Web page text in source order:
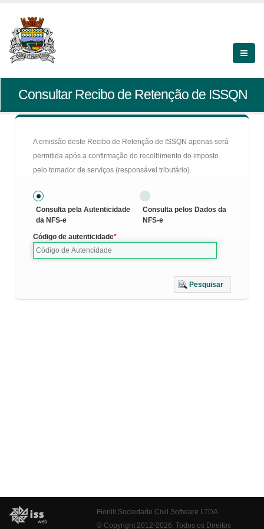
Consultar Recibo de Retenção de ISSQN
A emissão deste Recibo de Retenção de ISSQN apenas será
permitida após a confirmação do recolhimento do imposto
pelo tomador de serviços (responsável tributário).
Consulta pela Autenticidade
da NFS-e
Consulta pelos Dados da
NFS-e
Código de autenticidade
Pesquisar
Fiorilli Sociedade Civil Software LTDA
© Copyright 2012-2026. Todos os Direitos